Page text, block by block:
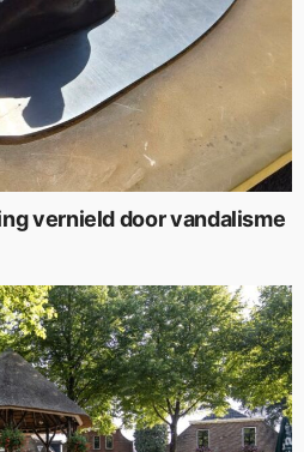
vernield door vandalisme